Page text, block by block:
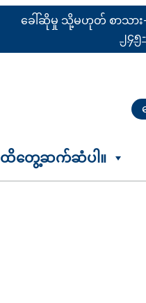
ခေါ်ဆိုမှု သို့မဟုတ် စာသား
၂၄
ထိတွေ့ဆက်ဆံပါ။